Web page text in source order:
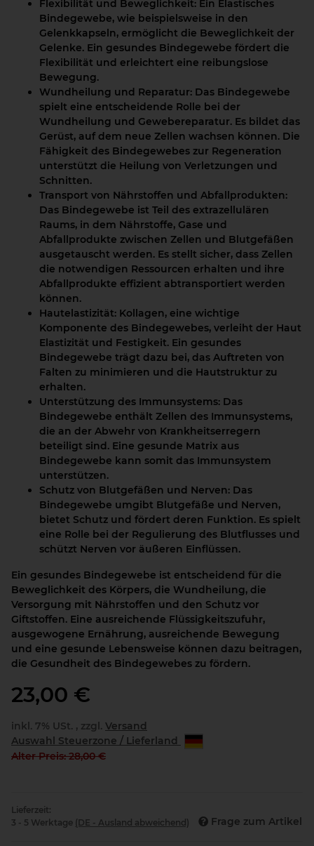
Flexibilität und Beweglichkeit: Ein Elastisches
Bindegewebe, wie beispielsweise in den
Gelenkkapseln, ermöglicht die Beweglichkeit der
Gelenke. Ein gesundes Bindegewebe fördert die
Flexibilität und erleichtert eine reibungslose
Bewegung.
Wundheilung und Reparatur: Das Bindegewebe
spielt eine entscheidende Rolle bei der
Wundheilung und Gewebereparatur. Es bildet das
Gerüst, auf dem neue Zellen wachsen können. Die
Fähigkeit des Bindegewebes zur Regeneration
unterstützt die Heilung von Verletzungen und
Schnitten.
Transport von Nährstoffen und Abfallprodukten:
Das Bindegewebe ist Teil des extrazellulären
Raums, in dem Nährstoffe, Gase und
Abfallprodukte zwischen Zellen und Blutgefäßen
ausgetauscht werden. Es stellt sicher, dass Zellen
die notwendigen Ressourcen erhalten und ihre
Abfallprodukte effizient abtransportiert werden
können.
Hautelastizität: Kollagen, eine wichtige
Komponente des Bindegewebes, verleiht der Haut
Elastizität und Festigkeit. Ein gesundes
Bindegewebe trägt dazu bei, das Auftreten von
Falten zu minimieren und die Hautstruktur zu
erhalten.
Unterstützung des Immunsystems: Das
Bindegewebe enthält Zellen des Immunsystems,
die an der Abwehr von Krankheitserregern
beteiligt sind. Eine gesunde Matrix aus
Bindegewebe kann somit das Immunsystem
unterstützen.
Schutz von Blutgefäßen und Nerven: Das
Bindegewebe umgibt Blutgefäße und Nerven,
bietet Schutz und fördert deren Funktion. Es spielt
eine Rolle bei der Regulierung des Blutflusses und
schützt Nerven vor äußeren Einflüssen.
Ein gesundes Bindegewebe ist entscheidend für die
Beweglichkeit des Körpers, die Wundheilung, die
Versorgung mit Nährstoffen und den Schutz vor
Giftstoffen. Eine ausreichende Flüssigkeitszufuhr,
ausgewogene Ernährung, ausreichende Bewegung
und eine gesunde Lebensweise können dazu beitragen,
die Gesundheit des Bindegewebes zu fördern.
23,00 €
inkl. 7% USt. , zzgl. Versand
Auswahl Steuerzone / Lieferland
Alter Preis: 28,00 €
Lieferzeit:
3 - 5 Werktage (DE - Ausland abweichend) Frage zum Artikel